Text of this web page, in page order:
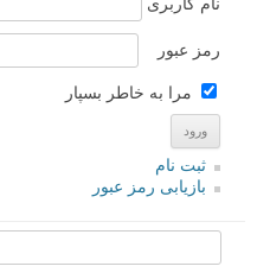
نام کاربری
رمز عبور
مرا به خاطر بسپار
ثبت نام
بازیابی رمز عبور